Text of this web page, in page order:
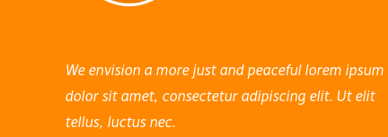
We envision a more just and peaceful lorem ipsum
dolor sit amet, consectetur adipiscing elit. Ut elit
tellus, luctus nec.